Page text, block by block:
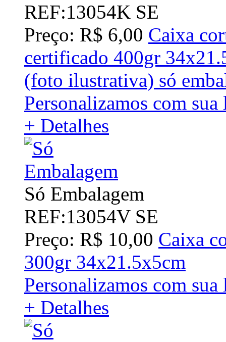
REF:13054K SE
Preço: R$ 6,00 Caixa
certificado 400gr
(foto ilustrativa) só
Personalizamos com
+ Detalhes
Só Embalagem
REF:13054V SE
Preço: R$ 10,00 Caixa
300gr 34x21.5x5cm
Personalizamos com
+ Detalhes